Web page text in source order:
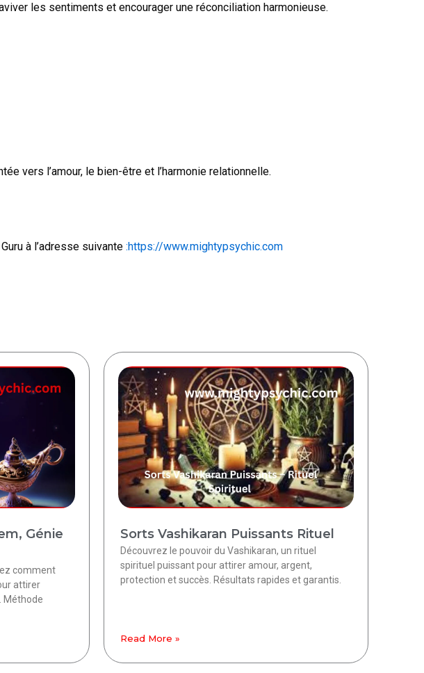
les sentiments et encourager une réconciliation harmonieuse.
vers l’amour, le bien-être et l’harmonie relationnelle.
à l’adresse suivante :https://www.mightypsychic.com
Génie
comment
attirer
Méthode
Sorts Vashikaran Puissants Rituel
Découvrez le pouvoir du Vashikaran, un rituel
spirituel puissant pour attirer amour, argent,
protection et succès. Résultats rapides et garantis.
Read More »